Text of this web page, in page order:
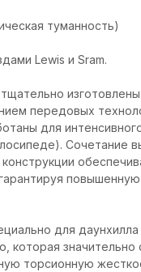
туманность)
Lewis и Sram.
передовых
для
Сочетание
для
которая
торсионную